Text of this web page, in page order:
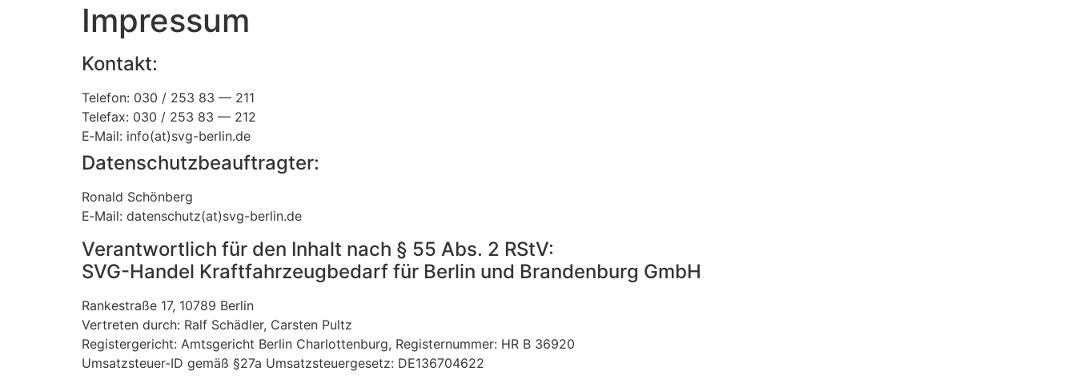
Impressum
Kontakt:
Telefon: 030 / 253 83 — 211
Telefax: 030 / 253 83 — 212
E‑Mail: info(at)svg-berlin.de
Datenschutzbeauftragter:
Ronald Schönberg
E‑Mail: datenschutz(at)svg-berlin.de
Verantwortlich für den Inhalt nach § 55 Abs. 2 RStV:
SVG-Handel Kraftfahrzeugbedarf für Berlin und Brandenburg GmbH
Rankestraße 17, 10789 Berlin
Vertreten durch: Ralf Schädler, Carsten Pultz
Registergericht: Amtsgericht Berlin Charlottenburg, Registernummer: HR B 36920
Umsatzsteuer-ID gemäß §27a Umsatzsteuergesetz: DE136704622